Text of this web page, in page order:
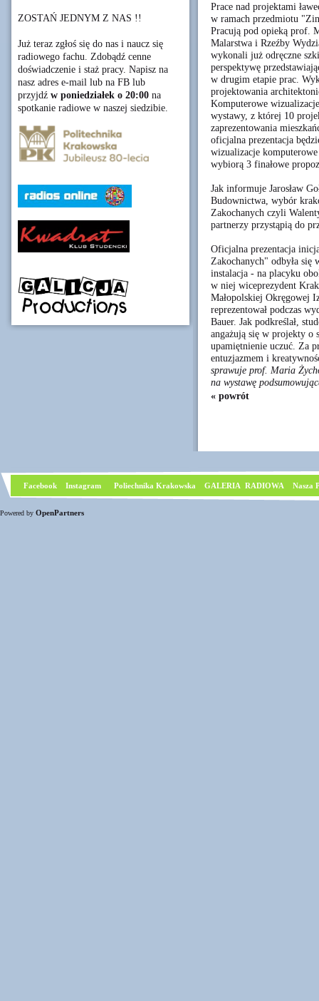
ZOSTAŃ JEDNYM Z NAS !!
Już teraz zgłoś się do nas i naucz się
radiowego fachu. Zdobądź cenne
doświadczenie i staż pracy. Napisz na
nasz adres e-mail lub na FB lub
przyjdź w poniedziałek o 20:00 na
spotkanie radiowe w naszej siedzibie.
Prace nad projektami
w ramach przedmiotu
Pracują pod opieką prof.
Malarstwa i Rzeźby
wykonali już odręczne
perspektywę
w drugim etapie prac.
projektowania
Komputerowe
wystawy, z której 10
zaprezentowania
oficjalna prezentacja
wizualizacje
wybiorą 3 finałowe
Jak informuje Jarosław
Budownictwa, wybór
Zakochanych czyli
partnerzy przystąpią do
Oficjalna prezentacja
Zakochanych" odbyła
instalacja - na placyku
w niej wiceprezydent
Małopolskiej Okręgowej
reprezentował podczas
Bauer. Jak podkreślał,
angażują się w projekty o
upamiętnienie uczuć. Za
entuzjazmem i
sprawuje prof. Maria
na wystawę
« powrót
Facebook Instagram Poliechnika Krakowska GALERIA RADIOWA Nasza
Powered by OpenPartners